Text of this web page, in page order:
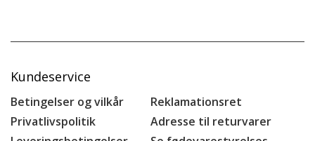
Kundeservice
Betingelser og vilkår
Privatlivspolitik
Reklamationsret
Adresse til returvarer